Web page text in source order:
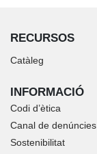
RECURSOS
Catàleg
INFORMACIÓ
Codi d’ètica
Canal de denúncies
Sostenibilitat